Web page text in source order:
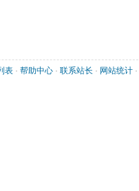
表 · 帮助中心 · 联系站长 · 网站统计 ·